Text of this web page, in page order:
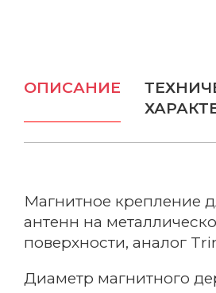
Ещё
ОПТИЧЕСКИЕ
Аэрофотокамеры
Тахеометры
ОПИСАНИЕ
Магнитное крепление
антенн на
поверхности, аналог
Диаметр магнитного